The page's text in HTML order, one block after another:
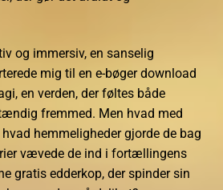
og immersiv, en sanselig
mig til en e-bøger download
en verden, der føltes både
fremmed. Men hvad med
hemmeligheder gjorde de bag
vævede de ind i fortællingens
gratis edderkop, der spinder sin